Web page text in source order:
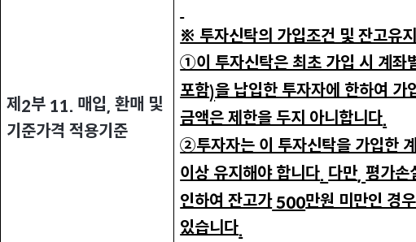
제 2부 11. 매입,환매 및
기준가격 적용기준
※ 투자신탁의 가입조건 및 잔고유
①이 투자신탁은 최초 가입 시 계좌
포함)을 납입한 투자자에 한하여 가
금액은 제한을 두지 아니합니다.
②투자자는 이 투자신탁을 가입한
이상 유지해야 합니다.다만,평가손
인하여 잔고가500만원 미만인 경
있습니다.